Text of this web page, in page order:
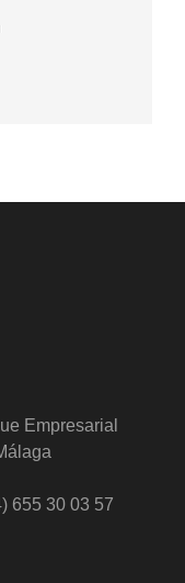
Empresarial
655 30 03 57